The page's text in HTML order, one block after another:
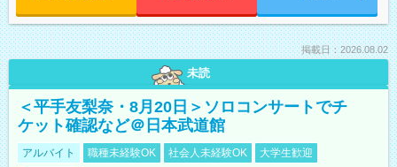
掲載日：2026.08.02
未読
＜平手友梨奈・8月20日＞ソロコンサートでチ
ケット確認など＠日本武道館
アルバイト 職種未経験OK 社会人未経験OK
大学生歓迎